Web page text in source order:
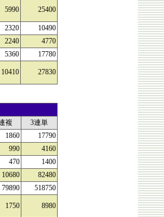
5990 25400
2320
10490
2240
4770
5360 17780
10410 27830
複
3連単
1860
17790
990
4160
470
1400
10680
82480
79890 518750
1750 8980